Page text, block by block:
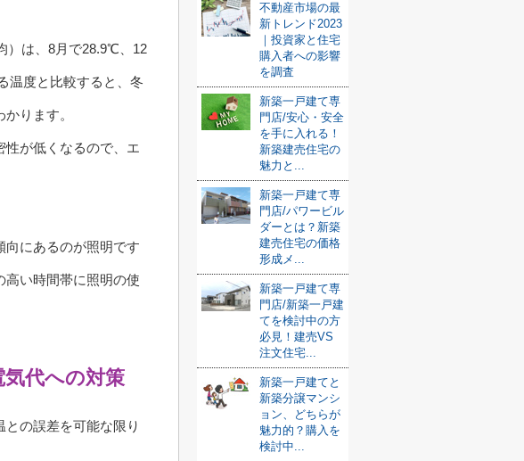
）は、8月で28.9℃、12
温度と比較すると、冬
ります。
性が低くなるので、エ
向にあるのが照明です
高い時間帯に照明の使
代への対策
の誤差を可能な限り
不動産市場の最
新トレンド2023
｜投資家と住宅
購入者への影響
を調査
新築一戸建て専
門店/安心・安全
を手に入れる！
新築建売住宅の
魅力と...
新築一戸建て専
門店/パワービル
ダーとは？新築
建売住宅の価格
形成メ...
新築一戸建て専
門店/新築一戸建
てを検討中の方
必見！建売VS
注文住宅...
新築一戸建てと
新築分譲マンシ
ョン、どちらが
魅力的？購入を
検討中...